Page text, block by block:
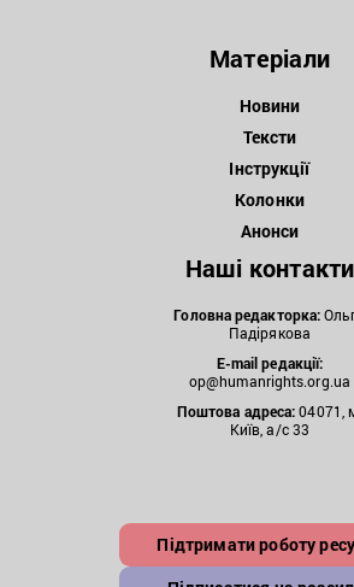
Матеріали
Новини
Тексти
Інструкції
Колонки
Анонси
Наші контакти
Головна редакторка:
Падірякова
E-mail редакції:
op@humanrights.org.ua
Поштова адреса:04071,
Київ, а/с 33
Підтримати роботу